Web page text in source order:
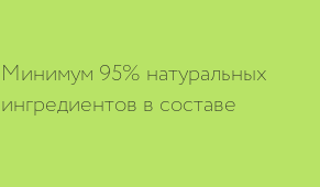
Минимум 95% натуральных
ингредиентов в составе